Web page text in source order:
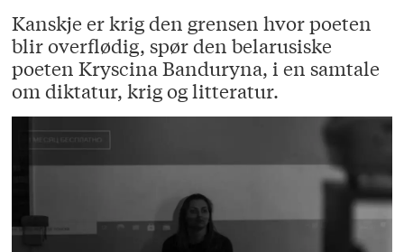
Kanskje er krig den grensen hvor poeten
blir overflødig, spør den belarusiske
poeten Kryscina Banduryna, i en samtale
om diktatur, krig og litteratur.